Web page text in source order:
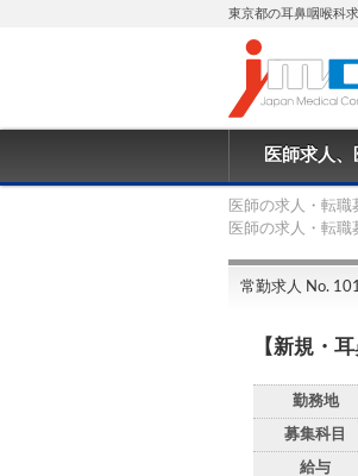
東京都の耳鼻咽喉科
医師求人
医師の求人・転職
医師の求人・転職
常勤求人 No.
【新規・
勤務地
募集科目
給与